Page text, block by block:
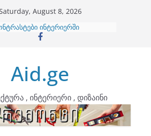
August 8, 2026
გაერთიანება
ინტერიერში
დიზიანი
წარმოგიდგენთ
Aid.ge
, ინტერიერი , დიზაინი